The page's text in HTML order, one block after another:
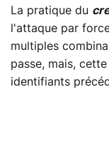
La pratique du
l'attaque par
multiples
passe, mais,
identifiants